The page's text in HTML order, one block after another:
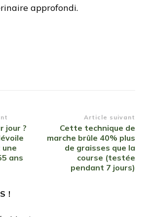
approfondi.
jour ?
une
ans
Article suivant
Cette technique de
marche brûle 40% plus
de graisses que la
course (testée
pendant 7 jours)
!